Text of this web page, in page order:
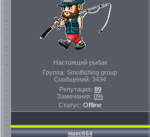
Настоящий рыбак
Группа: Smolfishing group
Сообщений: 3434
Репутация: 89
Замечания: 0%
Статус: Offline
макс664